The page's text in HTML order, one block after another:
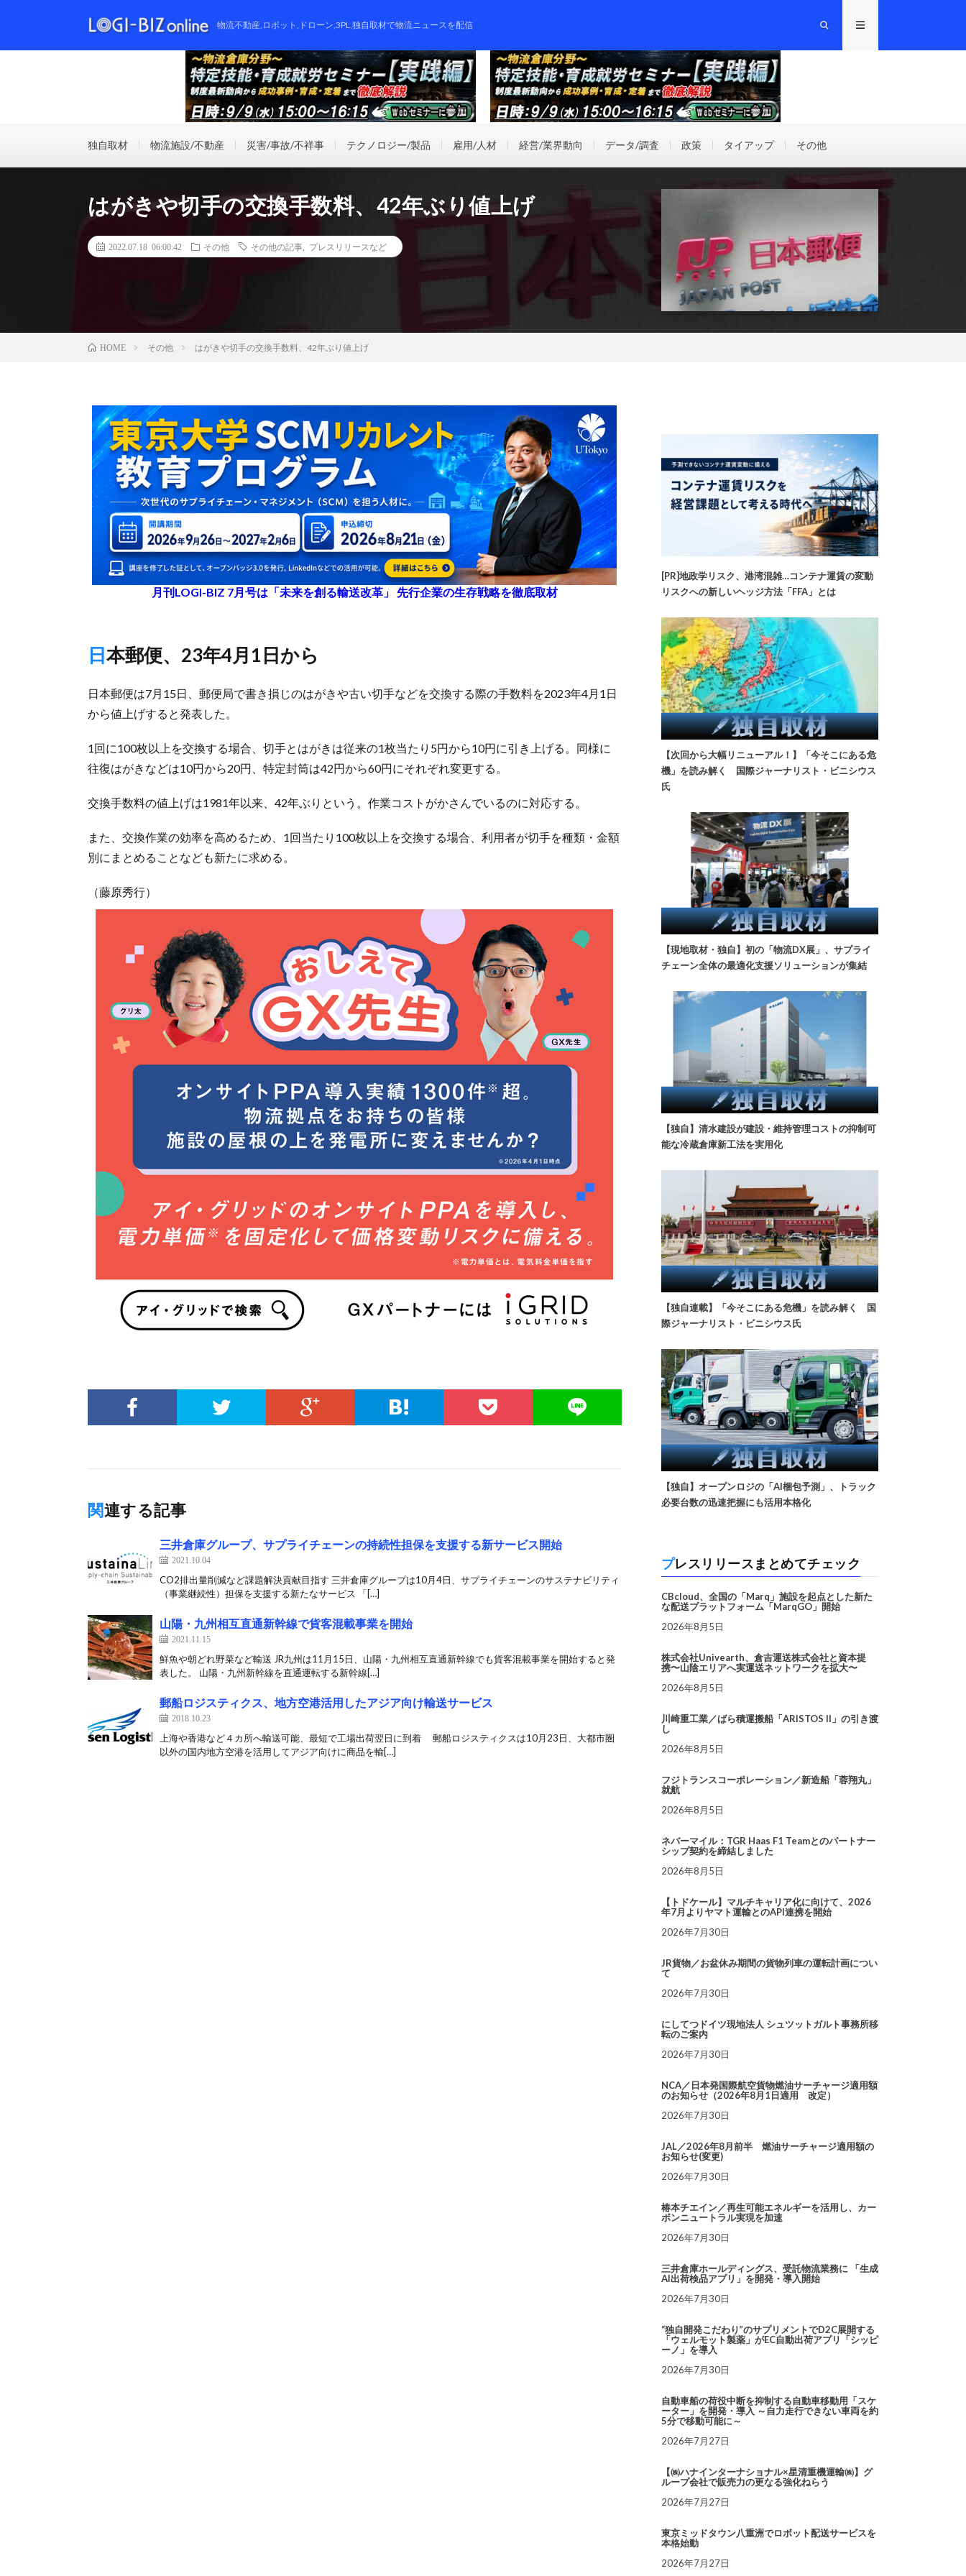
物流不動産,ロボット,ドローン,3PL,独自取材で物流ニュースを配信
独自取材 物流施設/不動産 災害/事故/不祥事 テクノロジー/製品 雇用/人材 経営/業界動向 データ/調査 政策 タイアップ その他
はがきや切手の交換手数料、42年ぶり値上げ
2022.07.18 06:00:42 その他 その他の記事 プレスリリースなど
HOME その他 はがきや切手の交換手数料、42年ぶり値上げ
月刊LOGI-BIZ 7月号は「未来を創る輸送改革」 先行企業の生存戦略を徹底取材
日本郵便、23年4月1日から
日本郵便は7月15日、郵便局で書き損じのはがきや古い切手などを交換する際の手数料を2023年4月1日
から値上げすると発表した。
1回に100枚以上を交換する場合、切手とはがきは従来の1枚当たり5円から10円に引き上げる。同様に
往復はがきなどは10円から20円、特定封筒は42円から60円にそれぞれ変更する。
交換手数料の値上げは1981年以来、42年ぶりという。作業コストがかさんでいるのに対応する。
また、交換作業の効率を高めるため、1回当たり100枚以上を交換する場合、利用者が切手を種類・金額
別にまとめることなども新たに求める。
（藤原秀行）
関連する記事
三井倉庫グループ、サプライチェーンの持続性担保を支援する新サービス開始
2021.10.04
CO2排出量削減など課題解決貢献目指す 三井倉庫グループは10月4日、サプライチェーンのサステナビリティ
（事業継続性）担保を支援する新たなサービス 「[…]
山陽・九州相互直通新幹線で貨客混載事業を開始
2021.11.15
鮮魚や朝どれ野菜など輸送 JR九州は11月15日、山陽・九州相互直通新幹線でも貨客混載事業を開始すると発
表した。 山陽・九州新幹線を直通運転する新幹線[…]
郵船ロジスティクス、地方空港活用したアジア向け輸送サービス
2018.10.23
上海や香港など４カ所へ輸送可能、最短で工場出荷翌日に到着 郵船ロジスティクスは10月23日、大都市圏
以外の国内地方空港を活用してアジア向けに商品を輸[…]
[PR]地政学リスク、港湾混雑…コンテナ運賃の変動
リスクへの新しいヘッジ方法「FFA」とは
【次回から大幅リニューアル！】「今そこにある危
機」を読み解く 国際ジャーナリスト・ビニシウス
氏
【現地取材・独自】初の「物流DX展」、サプライ
チェーン全体の最適化支援ソリューションが集結
【独自】清水建設が建設・維持管理コストの抑制可
能な冷蔵倉庫新工法を実用化
【独自連載】「今そこにある危機」を読み解く 国
際ジャーナリスト・ビニシウス氏
【独自】オープンロジの「AI梱包予測」、トラック
必要台数の迅速把握にも活用本格化
プレスリリースまとめてチェック
CBcloud、全国の「Marq」施設を起点とした新た
な配送プラットフォーム「MarqGO」開始
2026年8月5日
株式会社Univearth、倉吉運送株式会社と資本提
携〜山陰エリアへ実運送ネットワークを拡大〜
2026年8月5日
川崎重工業／ばら積運搬船「ARISTOS II」の引き渡
し
2026年8月5日
フジトランスコーポレーション／新造船「蓉翔丸」
就航
2026年8月5日
ネバーマイル：TGR Haas F1 Teamとのパートナー
シップ契約を締結しました
2026年8月5日
【トドケール】マルチキャリア化に向けて、2026
年7月よりヤマト運輸とのAPI連携を開始
2026年7月30日
JR貨物／お盆休み期間の貨物列車の運転計画につい
て
2026年7月30日
にしてつドイツ現地法人 シュツットガルト事務所移
転のご案内
2026年7月30日
NCA／日本発国際航空貨物燃油サーチャージ適用額
のお知らせ（2026年8月1日適用 改定）
2026年7月30日
JAL／2026年8月前半 燃油サーチャージ適用額の
お知らせ(変更)
2026年7月30日
椿本チエイン／再生可能エネルギーを活用し、カー
ボンニュートラル実現を加速
2026年7月30日
三井倉庫ホールディングス、受託物流業務に 「生成
AI出荷検品アプリ」を開発・導入開始
2026年7月30日
“独自開発こだわり”のサプリメントでD2C展開する
「ウェルモット製薬」がEC自動出荷アプリ「シッピ
ーノ」を導入
2026年7月30日
自動車船の荷役中断を抑制する自動車移動用「スケ
ーター」を開発・導入 ～自力走行できない車両を約
5分で移動可能に～
2026年7月27日
【㈱ハナインターナショナル×星清重機運輸㈱】グ
ループ会社で販売力の更なる強化ねらう
2026年7月27日
東京ミッドタウン八重洲でロボット配送サービスを
本格始動
2026年7月27日